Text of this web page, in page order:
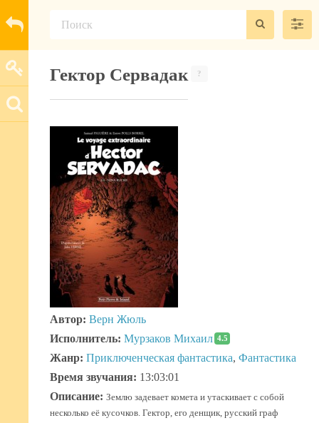
Гектор Сервадак ?
Автор: Верн Жюль
Исполнитель: Мурзаков Михаил 4.5
Жанр: Приключенческая фантастика, Фантастика
Время звучания: 13:03:01
Описание: Землю задевает комета и утаскивает с собой
несколько её кусочков. Гектор, его денщик, русский граф